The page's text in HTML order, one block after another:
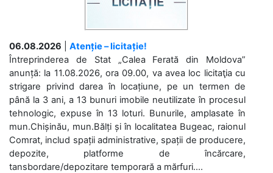
06.08.2026
Atenție – licitație!
Întreprinderea de Stat „Calea Ferată din Moldova”
anunță: la 11.08.2026, ora 09.00, va avea loc licitaţia cu
strigare privind darea în locațiune, pe un termen de
până la 3 ani, a 13 bunuri imobile neutilizate în procesul
tehnologic, expuse în 13 loturi. Bunurile, amplasate în
mun.Chișinău, mun.Bălți și în localitatea Bugeac, raionul
Comrat, includ spații administrative, spații de producere,
depozite, platforme de încărcare,
tansbordare/depozitare temporară a mărfuri....